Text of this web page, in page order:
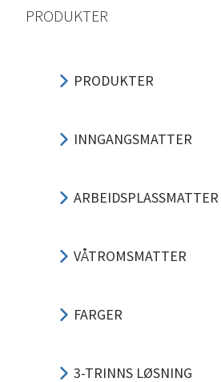
PRODUKTER
PRODUKTER
INNGANGSMATTER
ARBEIDSPLASSMATTER
VÅTROMSMATTER
FARGER
3-TRINNS LØSNING